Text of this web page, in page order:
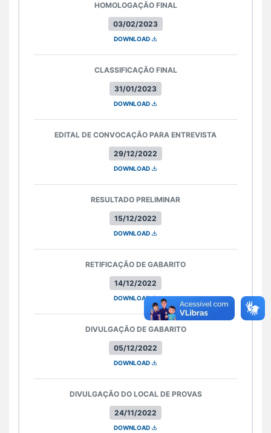
03/02/2023
HOMOLOGAÇÃO FINAL
DOWNLOAD
31/01/2023
CLASSIFICAÇÃO FINAL
DOWNLOAD
29/12/2022
EDITAL DE CONVOCAÇÃO PARA ENTREVISTA
DOWNLOAD
15/12/2022
RESULTADO PRELIMINAR
DOWNLOAD
14/12/2022
RETIFICAÇÃO DE GABARITO
DOWNLOAD
05/12/2022
DIVULGAÇÃO DE GABARITO
DOWNLOAD
24/11/2022
DIVULGAÇÃO DO LOCAL DE PROVAS
DOWNLOAD